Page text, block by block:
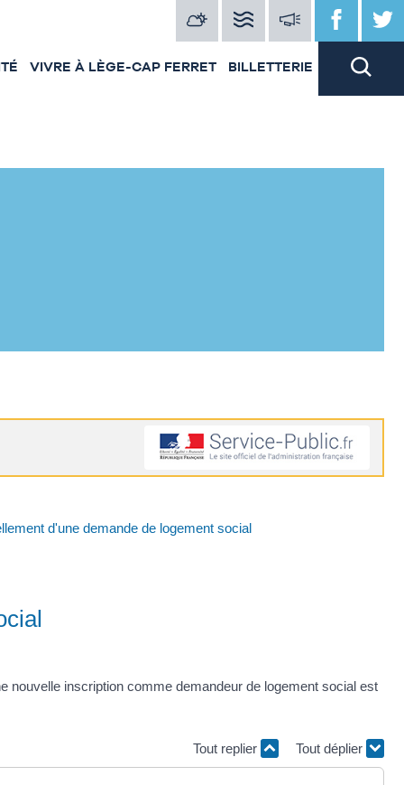
VIVRE À LÈGE-CAP FERRET BILLETTERIE
d'une demande de logement social
nouvelle inscription comme demandeur de logement social est
Tout replier Tout déplier